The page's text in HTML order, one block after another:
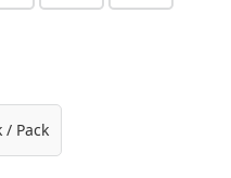
gewünschten
/ Pack